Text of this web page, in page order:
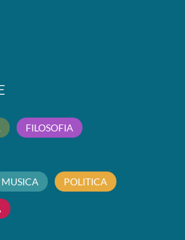
FILOSOFIA
MUSICA POLITICA